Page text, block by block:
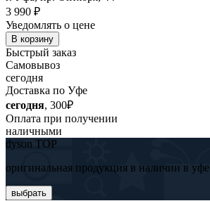
3 990 ₽
Уведомлять о цене
В корзину
Быстрый заказ
Самовывоз
сегодня
Доставка по Уфе
сегодня, 300₽
Оплата при получении
наличными
dyson TOP
оригинальная продукция в наличии в уфе
выбрать